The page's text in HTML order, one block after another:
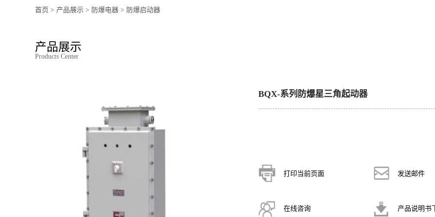
产品展示
Products Center
首页 > 产品展示 > 防爆电器 > 防爆启动器
BQX-系列防爆星三角起动器
打印当前页面 发送邮件
在线咨询 产品说明书